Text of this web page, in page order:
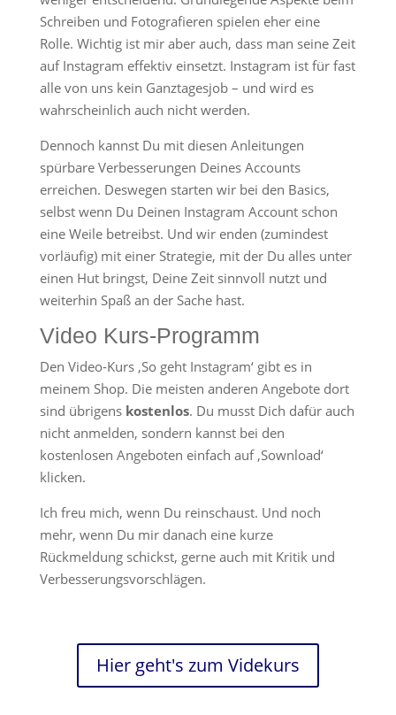
Schreiben und Fotografieren spielen eher eine
Rolle. Wichtig ist mir aber auch, dass man seine Zeit
auf Instagram effektiv einsetzt. Instagram ist für fast
alle von uns kein Ganztagesjob – und wird es
wahrscheinlich auch nicht werden.
Dennoch kannst Du mit diesen Anleitungen
spürbare Verbesserungen Deines Accounts
erreichen. Deswegen starten wir bei den Basics,
selbst wenn Du Deinen Instagram Account schon
eine Weile betreibst. Und wir enden (zumindest
vorläufig) mit einer Strategie, mit der Du alles unter
einen Hut bringst, Deine Zeit sinnvoll nutzt und
weiterhin Spaß an der Sache hast.
Video Kurs-Programm
Den Video-Kurs ‚So geht Instagram‘ gibt es in
meinem Shop. Die meisten anderen Angebote dort
sind übrigens kostenlos. Du musst Dich dafür auch
nicht anmelden, sondern kannst bei den
kostenlosen Angeboten einfach auf ‚Sownload‘
klicken.
Ich freu mich, wenn Du reinschaust. Und noch
mehr, wenn Du mir danach eine kurze
Rückmeldung schickst, gerne auch mit Kritik und
Verbesserungsvorschlägen.
Hier geht's zum Videkurs